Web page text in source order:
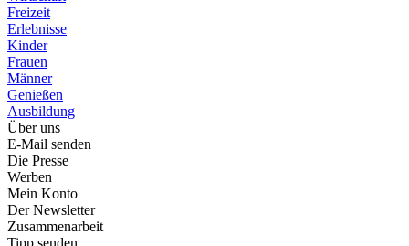
Freizeit
Erlebnisse
Kinder
Frauen
Männer
Genießen
Ausbildung
Über uns
E-Mail senden
Die Presse
Werben
Mein Konto
Der Newsletter
Zusammenarbeit
Tipp senden